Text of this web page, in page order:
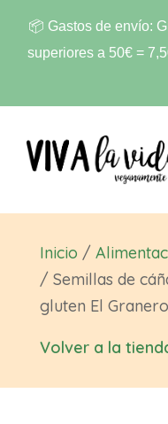
📦 Gastos de envío:
superiores a 50€ =
Inicio /
/ Semillas de
gluten El
Volver a la